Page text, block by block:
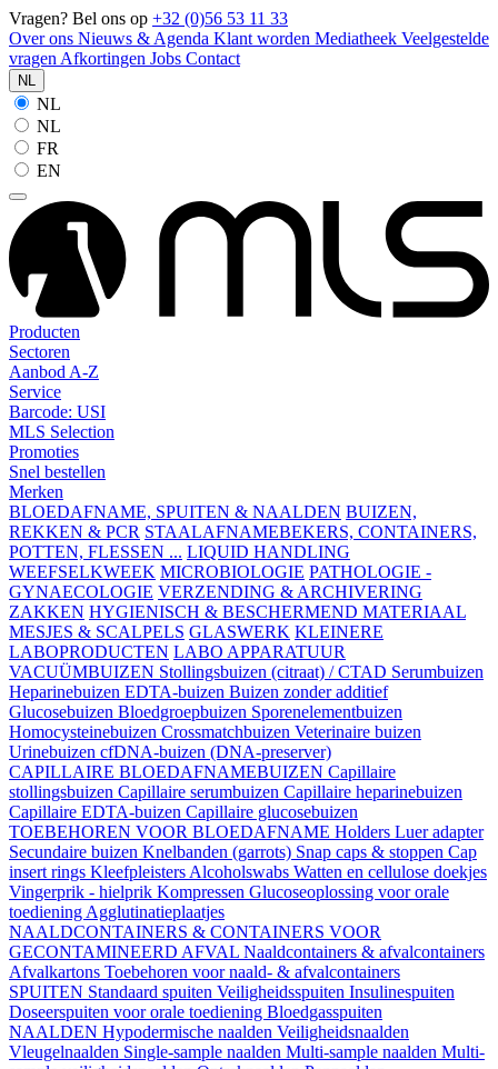
Vragen? Bel ons op +32 (0)56 53 11 33
Over ons Nieuws & Agenda Klant worden Mediatheek Veelgestelde
vragen Afkortingen Jobs Contact
NL
NL
NL
FR
EN
Producten
Sectoren
Aanbod A-Z
Service
Barcode: USI
MLS Selection
Promoties
Snel bestellen
Merken
BLOEDAFNAME, SPUITEN & NAALDEN BUIZEN,
REKKEN & PCR STAALAFNAMEBEKERS, CONTAINERS,
POTTEN, FLESSEN ... LIQUID HANDLING
WEEFSELKWEEK MICROBIOLOGIE PATHOLOGIE -
GYNAECOLOGIE VERZENDING & ARCHIVERING
ZAKKEN HYGIENISCH & BESCHERMEND MATERIAAL
MESJES & SCALPELS GLASWERK KLEINERE
LABOPRODUCTEN LABO APPARATUUR
VACUÜMBUIZEN Stollingsbuizen (citraat) / CTAD Serumbuizen
Heparinebuizen EDTA-buizen Buizen zonder additief
Glucosebuizen Bloedgroepbuizen Sporenelementbuizen
Homocysteinebuizen Crossmatchbuizen Veterinaire buizen
Urinebuizen cfDNA-buizen (DNA-preserver)
CAPILLAIRE BLOEDAFNAMEBUIZEN Capillaire
stollingsbuizen Capillaire serumbuizen Capillaire heparinebuizen
Capillaire EDTA-buizen Capillaire glucosebuizen
TOEBEHOREN VOOR BLOEDAFNAME Holders Luer adapter
Secundaire buizen Knelbanden (garrots) Snap caps & stoppen Cap
insert rings Kleefpleisters Alcoholswabs Watten en cellulose doekjes
Vingerprik - hielprik Kompressen Glucoseoplossing voor orale
toediening Agglutinatieplaatjes
NAALDCONTAINERS & CONTAINERS VOOR
GECONTAMINEERD AFVAL Naaldcontainers & afvalcontainers
Afvalkartons Toebehoren voor naald- & afvalcontainers
SPUITEN Standaard spuiten Veiligheidsspuiten Insulinespuiten
Doseerspuiten voor orale toediening Bloedgasspuiten
NAALDEN Hypodermische naalden Veiligheidsnaalden
Vleugelnaalden Single-sample naalden Multi-sample naalden Multi-